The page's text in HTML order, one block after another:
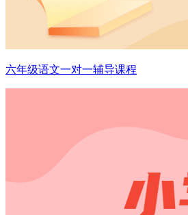
六年级语文一对一辅导课程